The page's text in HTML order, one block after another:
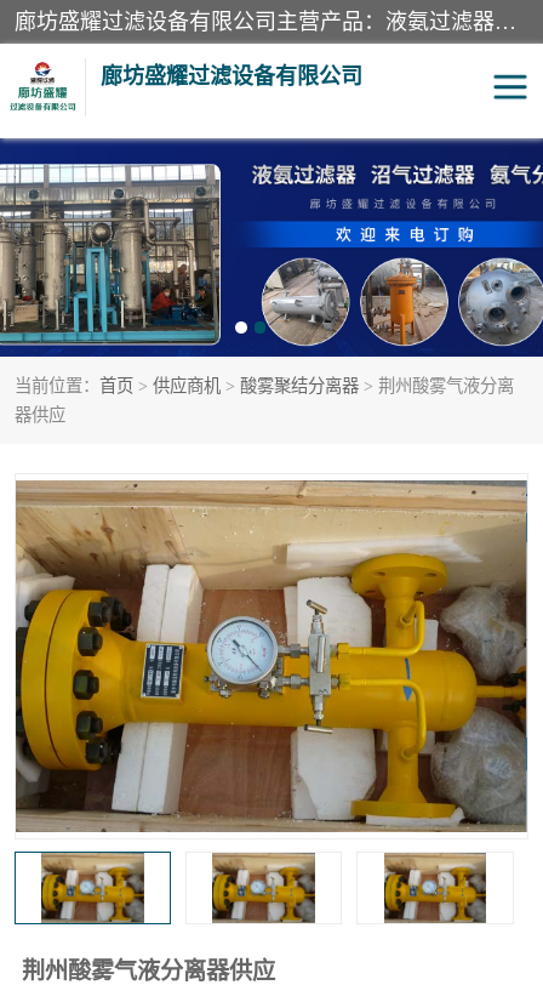
廊坊盛耀过滤设备有限公司主营产品：液氨过滤器、沼气过滤器、氨气分离器、二氧化碳过滤器、过滤器、液氨氨气过滤器、天然气过滤器、管道过滤器、*过滤器、液氨除油除水过滤器、氨气除油除水过滤器、焦炉煤气除焦油过滤器等。
廊坊盛耀过滤设备有限公司
当前位置： 首页 > 供应商机 > 酸雾聚结分离器 > 荆州酸雾气液分离
器供应
荆州酸雾气液分离器供应
二氧化碳过滤器 过滤器
液氨氨气过滤器 沼气过滤器
天然气过滤器 管道过滤器
甲醇过滤器 液氨除油除水过滤器
硝酸尾气分离器 酸雾聚结分离器
高炉煤气过滤器 替代进口过滤器
化工盐酸气聚结器 耐腐蚀除雾器滤芯